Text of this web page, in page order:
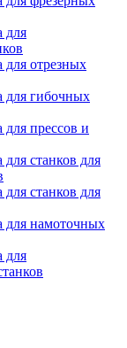
для
для отрезных
для гибочных
для прессов и
для станков для
для станков для
для намоточных
для